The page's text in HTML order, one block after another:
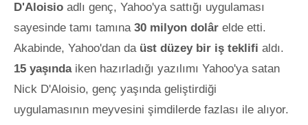
D'Aloisio adlı genç, Yahoo'ya sattığı uygulaması
sayesinde tamı tamına 30 milyon dolâr elde etti.
Akabinde, Yahoo'dan da üst düzey bir iş teklifi aldı.
15 yaşındaiken hazırladığı yazılımı Yahoo'ya satan
Nick D'Aloisio, genç yaşında geliştirdiği
uygulamasının meyvesini şimdilerde fazlası ile alıyor.